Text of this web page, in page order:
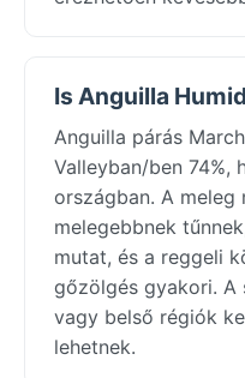
Is Anguilla
Anguilla párás
Valleyban/ben 74%,
országban. A meleg
melegebbnek
mutat, és a reggeli
gőzölgés gyakori. A
vagy belső régiók
lehetnek.